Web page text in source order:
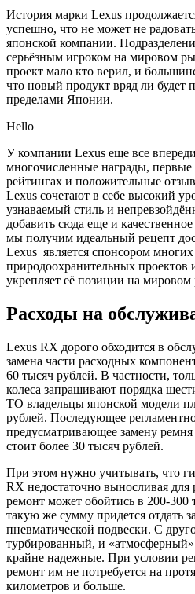
История марки Lexus
успешно, что не может не
японской компании.
серьёзным игроком на мировом
проект мало кто верил, и
что новый продукт вряд ли будет
пределами Японии.
Hello
У компании Lexus еще все
многочисленные награды,
рейтингах и положительные
Lexus сочетают в себе высокий
узнаваемый стиль и
добавить сюда еще и
мы получим идеальный рецепт
Lexus является спонсором
природоохранительных проектов
укрепляет её позиции на мировом
Расходы на
Lexus RX дорого обходится в
замена части расходных
60 тысяч рублей. В частности,
колеса запрашивают порядка
ТО владельцы японской модели
рублей. Последующее
предусматривающее замену
стоит более 30 тысяч рублей.
При этом нужно учитывать, что
RX недостаточно выносливая
ремонт может обойтись в 200-
такую же сумму придется отдать
пневматической подвески. С
турбированный, и «атмосферный»
крайне надежные. При условии
ремонт им не потребуется на
километров и больше.